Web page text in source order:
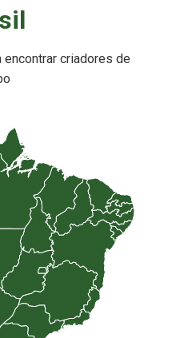
criadores de